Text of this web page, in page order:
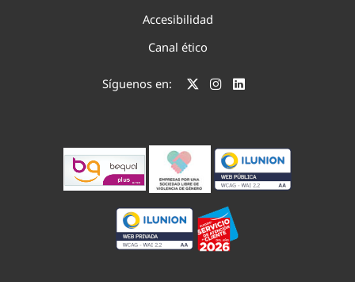
Accesibilidad
Canal ético
Síguenos en: